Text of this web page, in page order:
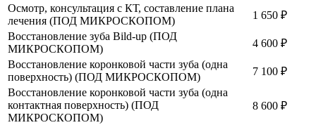
Осмотр, консультация с КТ, составление плана
лечения (ПОД МИКРОСКОПОМ)
1 650 ₽
Восстановление зуба Bild-up (ПОД
МИКРОСКОПОМ)
4 600 ₽
Восстановление коронковой части зуба (одна
поверхность) (ПОД МИКРОСКОПОМ)
7 100 ₽
Восстановление коронковой части зуба (одна
контактная поверхность) (ПОД
МИКРОСКОПОМ)
8 600 ₽